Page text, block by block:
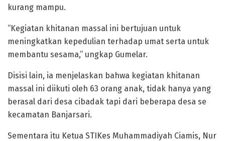
kurang mampu.
“Kegiatan khitanan massal ini bertujuan untuk
meningkatkan kepedulian terhadap umat serta untuk
membantu sesama,” ungkap Gumelar.
Disisi lain, ia menjelaskan bahwa kegiatan khitanan
massal ini diikuti oleh 63 orang anak, tidak hanya yang
berasal dari desa cibadak tapi dari beberapa desa se
kecamatan Banjarsari.
Sementara itu Ketua STIKes Muhammadiyah Ciamis, Nur